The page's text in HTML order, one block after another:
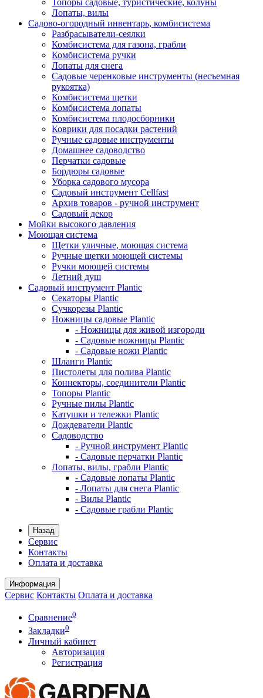
Топоры садовые, туристические, колуны
Лопаты, вилы
Садово-огородный инвентарь, комбисистема
Разбрасыватели-сеялки
Комбисистема для газона, грабли
Комбисистема ручки
Лопаты для снега
Садовые черенковые инструменты (несъемная
рукоятка)
Комбисистема щетки
Комбисистема лопаты
Комбисистема плодосборники
Коврики для посадки растений
Ручные садовые инструменты
Домашнее садоводство
Перчатки садовые
Бордюры садовые
Уборка садового мусора
Садовый инструмент Cellfast
Архив товаров - ручной инструмент
Садовый декор
Мойки высокого давления
Моющая система
Щетки уличные, моющая система
Ручные щетки моющей системы
Ручки моющей системы
Летний душ
Садовый инструмент Plantic
Секаторы Plantic
Сучкорезы Plantic
Ножницы садовые Plantic
- Ножницы для живой изгороди
- Садовые ножницы Plantic
- Садовые ножи Plantic
Шланги Plantic
Пистолеты для полива Plantic
Коннекторы, соединители Plantic
Топоры Plantic
Ручные пилы Plantic
Катушки и тележки Plantic
Дождеватели Plantic
Садоводство
- Ручной инструмент Plantic
- Садовые перчатки Plantic
Лопаты, вилы, грабли Plantic
- Садовые лопаты Plantic
- Лопаты для снега Plantic
- Вилы Plantic
- Садовые грабли Plantic
Назад
Сервис
Контакты
Оплата и доставка
Информация
Сервис Контакты Оплата и доставка
Сравнение0
Закладки0
Личный кабинет
Авторизация
Регистрация